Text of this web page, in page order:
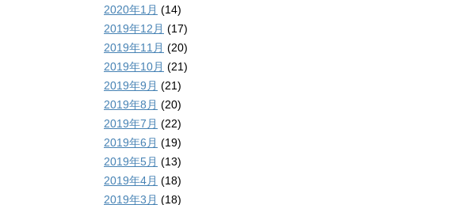
2020年1月 (14)
2019年12月 (17)
2019年11月 (20)
2019年10月 (21)
2019年9月 (21)
2019年8月 (20)
2019年7月 (22)
2019年6月 (19)
2019年5月 (13)
2019年4月 (18)
2019年3月 (18)